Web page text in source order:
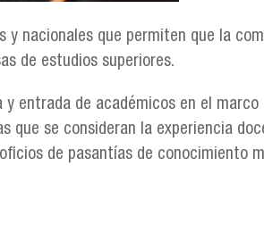
nacionales que permiten que la
de estudios superiores.
entrada de académicos en el
que se consideran la experiencia
de pasantías de conocimiento